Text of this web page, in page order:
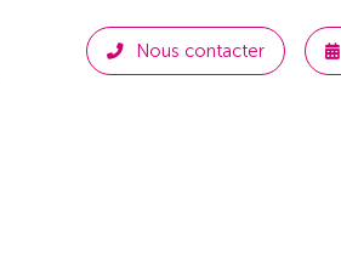
Nous contacter